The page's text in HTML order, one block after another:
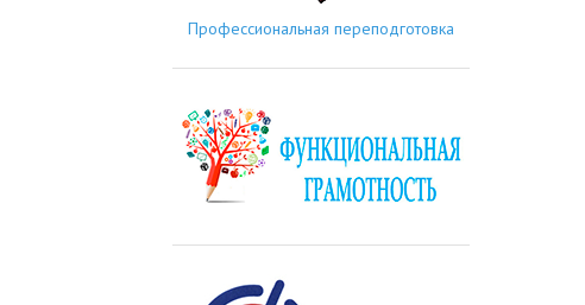
Профессиональная переподготовка